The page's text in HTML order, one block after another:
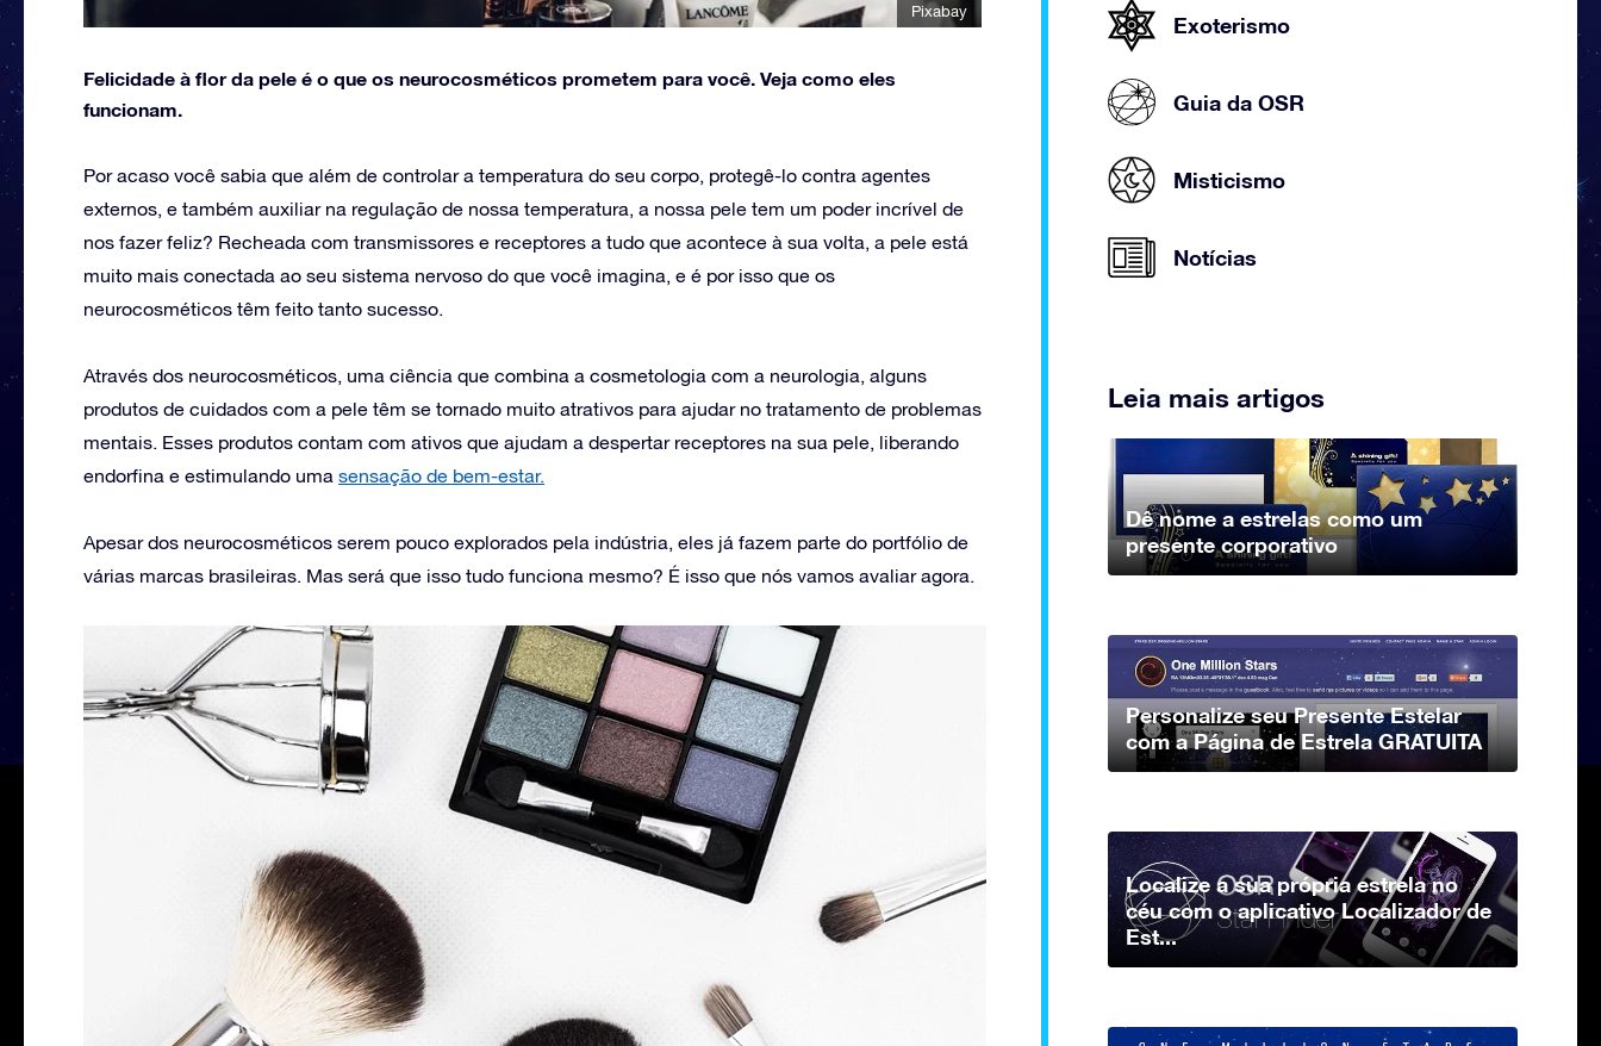
Pixabay
Felicidade à flor da pele é o que os neurocosméticos prometem para você. Veja como eles
funcionam.
Por acaso você sabia que além de controlar a temperatura do seu corpo, protegê-lo contra agentes
externos, e também auxiliar na regulação de nossa temperatura, a nossa pele tem um poder incrível de
nos fazer feliz? Recheada com transmissores e receptores a tudo que acontece à sua volta, a pele está
muito mais conectada ao seu sistema nervoso do que você imagina, e é por isso que os
neurocosméticos têm feito tanto sucesso.
Através dos neurocosméticos, uma ciência que combina a cosmetologia com a neurologia, alguns
produtos de cuidados com a pele têm se tornado muito atrativos para ajudar no tratamento de problemas
mentais. Esses produtos contam com ativos que ajudam a despertar receptores na sua pele, liberando
endorfina e estimulando uma sensação de bem-estar.
Apesar dos neurocosméticos serem pouco explorados pela indústria, eles já fazem parte do portfólio de
várias marcas brasileiras. Mas será que isso tudo funciona mesmo? É isso que nós vamos avaliar agora.
Exoterismo
Guia da OSR
Misticismo
Notícias
Leia mais artigos
Dê nome a estrelas como um
presente corporativo
Personalize seu Presente Estelar
com a Página de Estrela GRATUITA
Localize a sua própria estrela no
céu com o aplicativo Localizador de
Est...